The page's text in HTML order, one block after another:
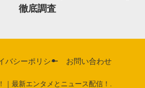
徹底調査
バシーポリシー お問い合わせ
｜最新エンタメとニュース配信！.